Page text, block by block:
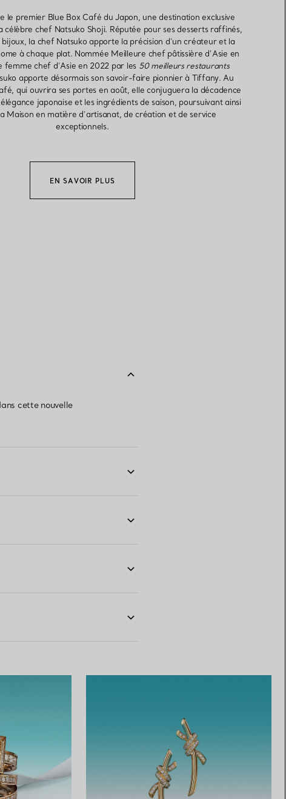
le premier Blue Box Café du Japon, une destination exclusive
célèbre chef Natsuko Shoji. Réputée pour ses desserts raffinés,
la chef Natsuko apporte la précision d’un créateur et la
à chaque plat. Nommée Meilleure chef pâtissière d’Asie en
femme chef d’Asie en 2022 par les 50 meilleurs restaurants
apporte désormais son savoir-faire pionnier à Tiffany. Au
qui ouvrira ses portes en août, elle conjuguera la décadence
japonaise et les ingrédients de saison, poursuivant ainsi
Maison en matière d’artisanat, de création et de service
exceptionnels.
EN SAVOIR PLUS
cette nouvelle